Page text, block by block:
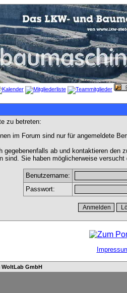
zu betreten:
im Forum sind nur für angemeldete
ab und kontaktieren den
Sie haben möglicherweise
Benutzername:
Passwort:
WoltLab GmbH